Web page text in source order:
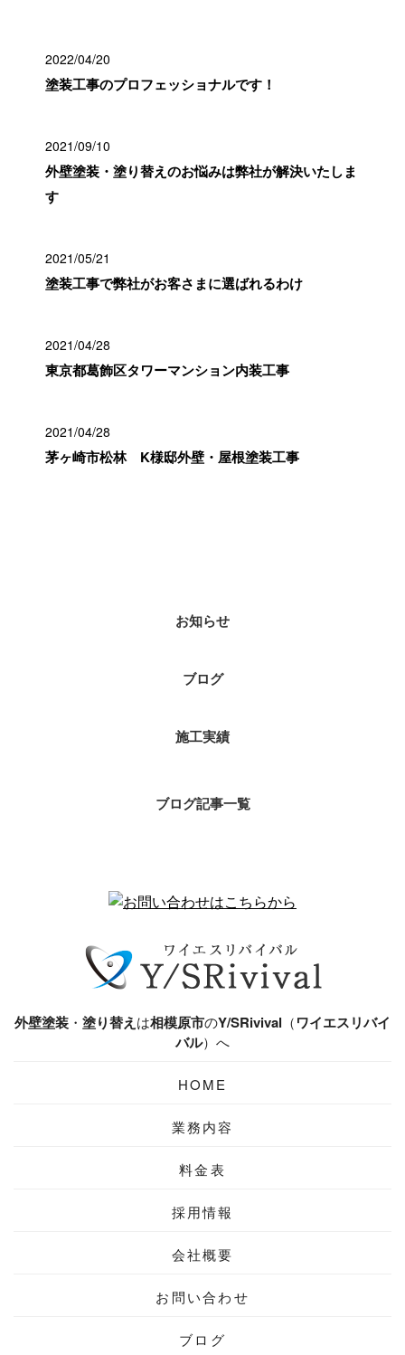
2022/04/20
塗装工事のプロフェッショナルです！
2021/09/10
外壁塗装・塗り替えのお悩みは弊社が解決いたしま
す
2021/05/21
塗装工事で弊社がお客さまに選ばれるわけ
2021/04/28
東京都葛飾区タワーマンション内装工事
2021/04/28
茅ヶ崎市松林 K様邸外壁・屋根塗装工事
お知らせ
ブログ
施工実績
ブログ記事一覧
外壁塗装 ・ 塗り替え は相模原市のY/SRivival （ワイエスリバイ
バル）へ
HOME
業務内容
料金表
採用情報
会社概要
お問い合わせ
ブログ